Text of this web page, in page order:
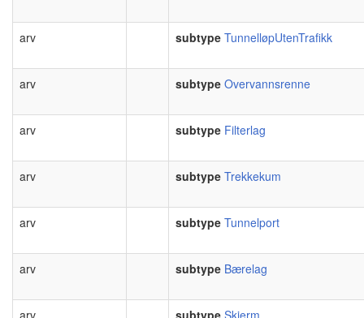
arv subtype TunnelløpUtenTrafikk
arv subtype Overvannsrenne
arv subtype Filterlag
arv subtype Trekkekum
arv subtype Tunnelport
arv subtype Bærelag
arv subtype Skjerm